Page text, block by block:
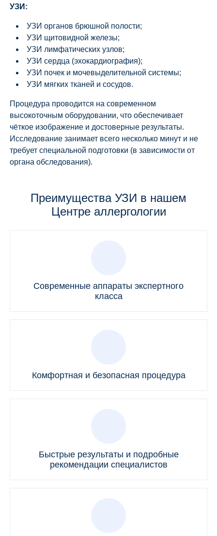
УЗИ:
УЗИ органов брюшной полости;
УЗИ щитовидной железы;
УЗИ лимфатических узлов;
УЗИ сердца (эхокардиография);
УЗИ почек и мочевыделительной системы;
УЗИ мягких тканей и сосудов.
Процедура проводится на современном
высокоточным оборудовании, что обеспечивает
чёткое изображение и достоверные результаты.
Исследование занимает всего несколько минут и не
требует специальной подготовки (в зависимости от
органа обследования).
Преимущества УЗИ в нашем
Центре аллергологии
Современные аппараты экспертного
класса
Комфортная и безопасная процедура
Быстрые результаты и подробные
рекомендации специалистов